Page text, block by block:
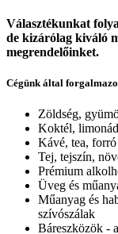
Választékunkat
de kizárólag kiváló
megrendelőinket.
Cégünk által
Zöldség,
Koktél,
Kávé, tea,
Tej, tejszín,
Prémium
Üveg és
Műanyag és
szívószálak
Báreszközök -